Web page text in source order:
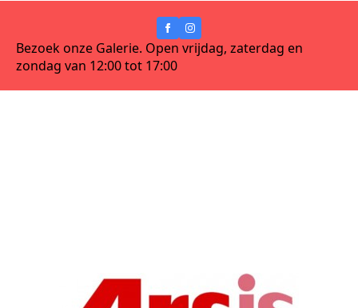
Bezoek onze Galerie. Open vrijdag, zaterdag en
zondag van 12:00 tot 17:00